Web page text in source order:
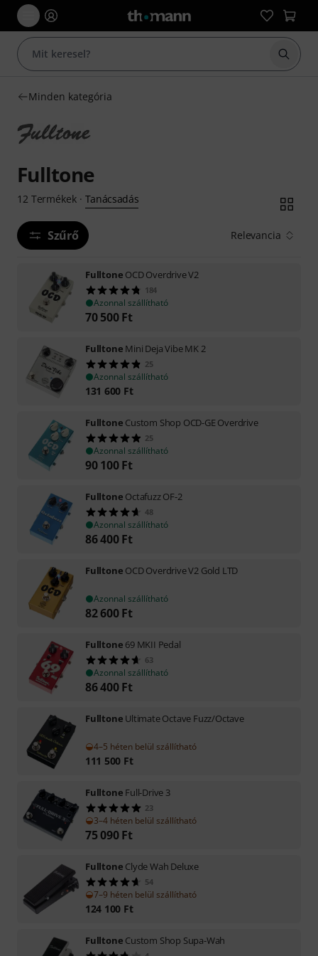
Minden kategória
Fulltone
12 Termékek· Tanácsadás
Szűrő Relevancia
Fulltone OCD Overdrive V2
184
Azonnal szállítható
70 500 Ft
Fulltone Mini Deja Vibe MK 2
25
Azonnal szállítható
131 600 Ft
Fulltone Custom Shop OCD-GE Overdrive
25
Azonnal szállítható
90 100 Ft
Fulltone Octafuzz OF-2
48
Azonnal szállítható
86 400 Ft
Fulltone OCD Overdrive V2 Gold LTD
Azonnal szállítható
82 600 Ft
Fulltone 69 MKII Pedal
63
Azonnal szállítható
86 400 Ft
Fulltone Ultimate Octave Fuzz/Octave
4–5 héten belül szállítható
111 500 Ft
Fulltone Full-Drive 3
23
3–4 héten belül szállítható
75 090 Ft
Fulltone Clyde Wah Deluxe
54
7–9 héten belül szállítható
124 100 Ft
Fulltone Custom Shop Supa-Wah